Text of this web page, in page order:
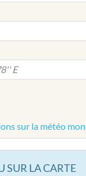
E
sur la météo
SUR LA CARTE